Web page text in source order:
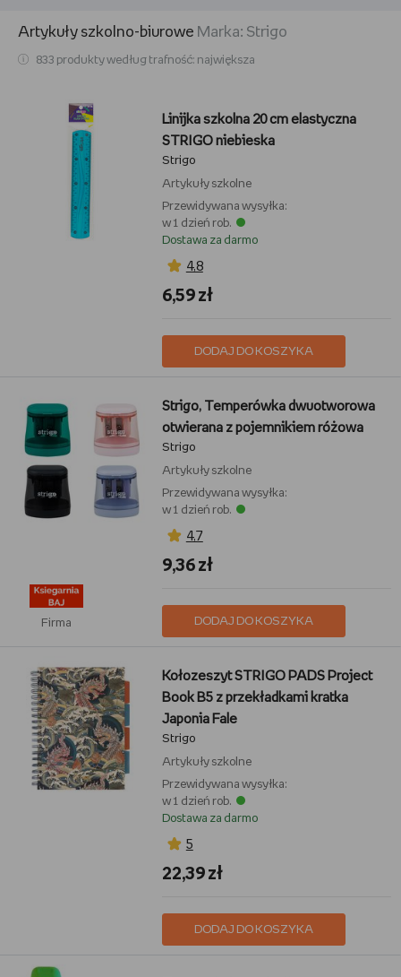
Artykuły szkolno-biurowe marka: strigo
833 produkty według trafność: największa
Linijka szkolna 20 cm elastyczna
STRIGO niebieska
Strigo
Artykuły szkolne
Przewidywana wysyłka:
w 1 dzień rob.
Dostawa za darmo
4,8
6,59 zł
DODAJ DO KOSZYKA
Firma
Strigo, Temperówka dwuotworowa
otwierana z pojemnikiem różowa
Strigo
Artykuły szkolne
Przewidywana wysyłka:
w 1 dzień rob.
4,7
9,36 zł
DODAJ DO KOSZYKA
Kołozeszyt STRIGO PADS Project
Book B5 z przekładkami kratka
Japonia Fale
Strigo
Artykuły szkolne
Przewidywana wysyłka:
w 1 dzień rob.
Dostawa za darmo
5
22,39 zł
DODAJ DO KOSZYKA